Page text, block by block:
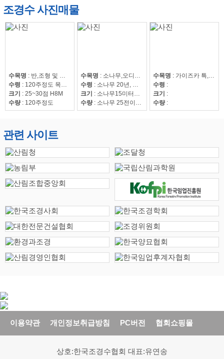
조경수 사진매물
수목명 : 반,조형 및 자연송
수령 : 120주정도 목대 50만
크기
: 25~30점 H8M
수량 : 120주정도
수목명 : 소나무,오디뽕나무
수령 : 소나무 20년, 오디뽕나무7년
크기
: 소나무15미터이상
수량 : 소나무 25전이상85수, 25전이하220수, 뽕나무 42수
수목명 : 가이즈카 특,회화15~30,조형해송,중국단풍 특 20점,해송8~20,느티나무20~50,회화15~30
수령 :
크기
:
수량 :
관련 사이트
이용약관 개인정보취급방침 PC버전 협회쇼핑몰
상호:한국조경수협회 대표:유연송